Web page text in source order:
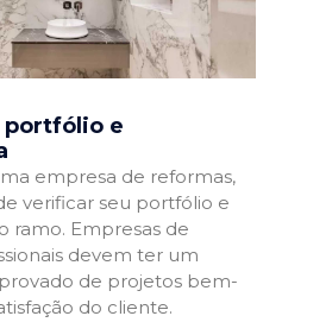
portfólio e
empresa de reformas,
verificar seu portfólio e
ramo. Empresas de
devem ter um
de projetos bem-
do cliente.